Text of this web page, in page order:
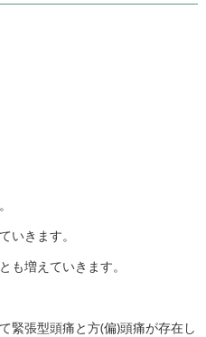
いきます。
も増えていきます。
緊張型頭痛と方(偏)頭痛が存在し